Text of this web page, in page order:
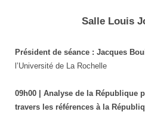
Salle Louis
Président de séance : Jacques
l’Université de La Rochelle
09h00 | Analyse de la République
travers les références à la